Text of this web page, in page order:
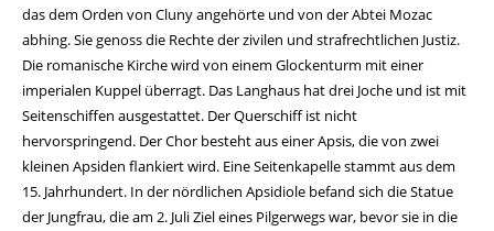
das dem Orden von Cluny angehörte und von der Abtei Mozac
abhing. Sie genoss die Rechte der zivilen und strafrechtlichen Justiz.
Die romanische Kirche wird von einem Glockenturm mit einer
imperialen Kuppel überragt. Das Langhaus hat drei Joche und ist mit
Seitenschiffen ausgestattet. Der Querschiff ist nicht
hervorspringend. Der Chor besteht aus einer Apsis, die von zwei
kleinen Apsiden flankiert wird. Eine Seitenkapelle stammt aus dem
15. Jahrhundert. In der nördlichen Apsidiole befand sich die Statue
der Jungfrau, die am 2. Juli Ziel eines Pilgerwegs war, bevor sie in die